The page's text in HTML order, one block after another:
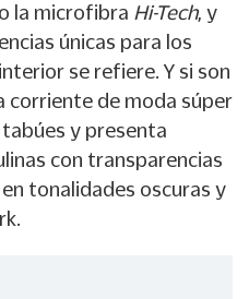
la microfibra Hi-Tech, y
únicas para los
se refiere. Y si son
corriente de moda súper
y presenta
con transparencias
tonalidades oscuras y